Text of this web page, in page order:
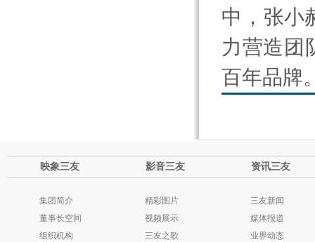
中，张小
力营造团
百年品牌
映象三友
集团简介
董事长空间
组织机构
影音三友
精彩图片
视频展示
三友之歌
资讯三友
三友新闻
媒体报道
业界动态